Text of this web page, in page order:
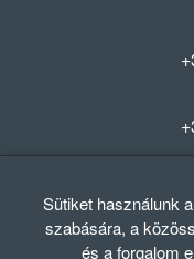
Sütiket használunk
szabására, a
és a forgalom